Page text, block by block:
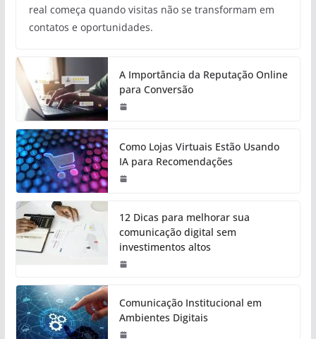
real começa quando visitas não se transformam em
contatos e oportunidades.
A Importância da Reputação Online
para Conversão
Como Lojas Virtuais Estão Usando
IA para Recomendações
12 Dicas para melhorar sua
comunicação digital sem
investimentos altos
Comunicação Institucional em
Ambientes Digitais